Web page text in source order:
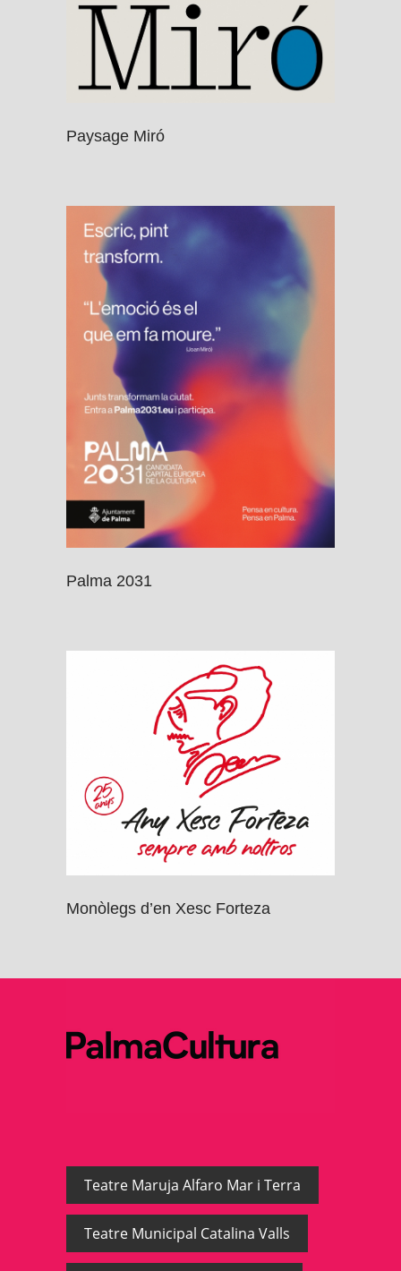
Paysage Miró
Palma 2031
Monòlegs d’en Xesc Forteza
Teatre Maruja Alfaro Mar i Terra
Teatre Municipal Catalina Valls